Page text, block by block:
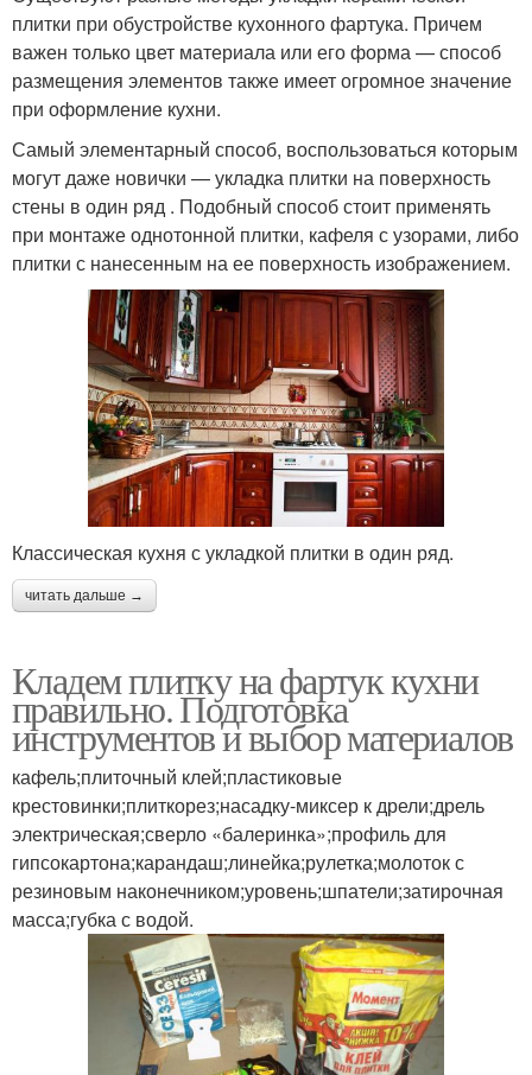
плитки при обустройстве кухонного фартука. Причем
важен только цвет материала или его форма — способ
размещения элементов также имеет огромное значение
при оформление кухни.
Самый элементарный способ, воспользоваться которым
могут даже новички — укладка плитки на поверхность
стены в один ряд . Подобный способ стоит применять
при монтаже однотонной плитки, кафеля с узорами, либо
плитки с нанесенным на ее поверхность изображением.
Классическая кухня с укладкой плитки в один ряд.
читать дальше →
Кладем плитку на фартук кухни
правильно. Подготовка
инструментов и выбор материалов
кафель;плиточный клей;пластиковые
крестовинки;плиткорез;насадку-миксер к дрели;дрель
электрическая;сверло «балеринка»;профиль для
гипсокартона;карандаш;линейка;рулетка;молоток с
резиновым наконечником;уровень;шпатели;затирочная
масса;губка с водой.